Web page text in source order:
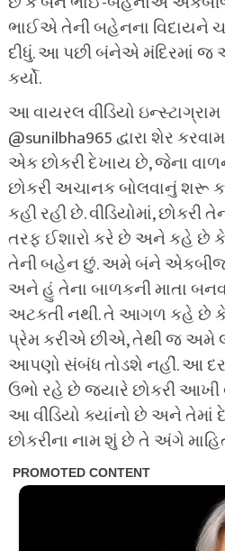
ભાઈએ તેની બહેનના વિદાયને
દીધું. આ પછી બંનેએ મંદિરમાં
કર્યો.
આ વાયરલ વીડિયો
@sunilbha965 દ્વારા શેર
એક છોકરી દેખાય છે, જેના
છોકરી અચાનક બોલવાનું શરૂ
કહી રહી છે. વીડિયોમાં, છોકરી
તરફ ઈશારો કરે છે અને કહે છે
તેની બહેન છું. અમે બંને
અને હું તેના બાળકની માતા
અટકતી નથી. તે આગળ કહે છે
પ્રેમ કરીએ છીએ, તેથી જ અમે
આપણો સંબંધ તોડશે નહીં. આ
ઉભો રહે છે જ્યારે છોકરી આખી
આ વીડિયો ક્યાંનો છે અને તેમાં
છોકરીના નામ શું છે તે અંગે